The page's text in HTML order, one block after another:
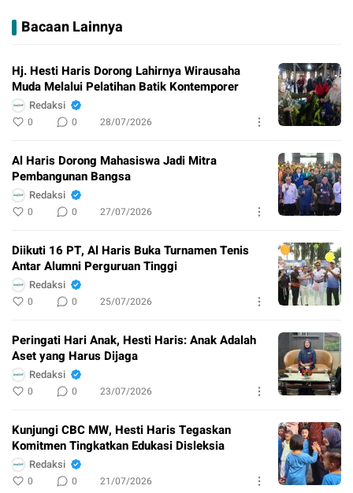
Bacaan Lainnya
Hj. Hesti Haris Dorong Lahirnya Wirausaha
Muda Melalui Pelatihan Batik Kontemporer
Redaksi
0 0 28/07/2026
Al Haris Dorong Mahasiswa Jadi Mitra
Pembangunan Bangsa
Redaksi
0 0 27/07/2026
Diikuti 16 PT, Al Haris Buka Turnamen Tenis
Antar Alumni Perguruan Tinggi
Redaksi
0 0 25/07/2026
Peringati Hari Anak, Hesti Haris: Anak Adalah
Aset yang Harus Dijaga
Redaksi
0 0 23/07/2026
Kunjungi CBC MW, Hesti Haris Tegaskan
Komitmen Tingkatkan Edukasi Disleksia
Redaksi
0 0 21/07/2026